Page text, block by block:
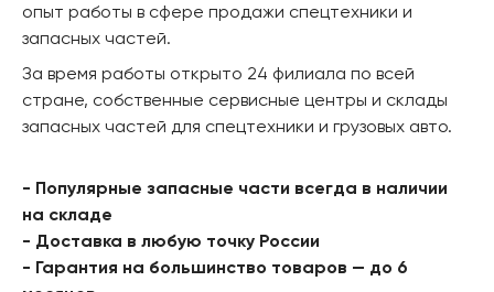
опыт работы в сфере продажи спецтехники и
запасных частей.
За время работы открыто 24 филиала по всей
стране, собственные сервисные центры и склады
запасных частей для спецтехники и грузовых авто.
- Популярные запасные части всегда в наличии
на складе
- Доставка в любую точку России
- Гарантия на большинство товаров — до 6